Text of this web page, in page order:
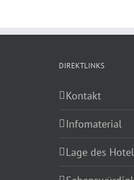
DIREKTLINKS
Kontakt
Infomaterial
Lage des